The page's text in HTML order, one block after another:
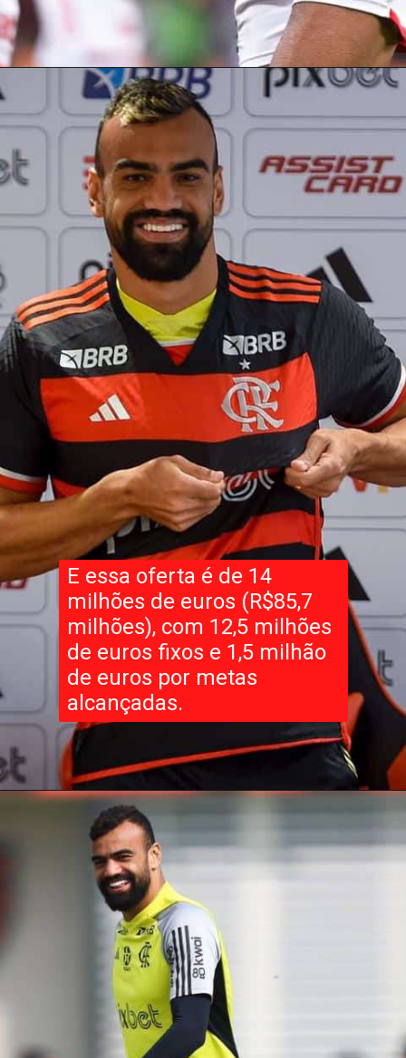
E essa oferta é de 14
milhões de euros (R$85,7
milhões), com 12,5 milhões
de euros fixos e 1,5 milhão
de euros por metas
alcançadas.